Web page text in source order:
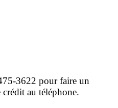
3622 pour faire un
crédit au téléphone.